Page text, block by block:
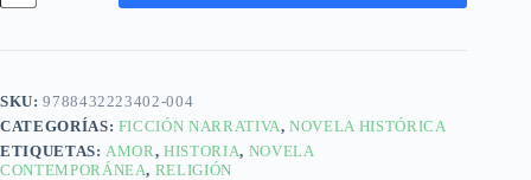
SKU:9788432223402-004
CATEGORÍAS: FICCIÓN NARRATIVA,NOVELA HISTÓRICA
ETIQUETAS: AMOR,HISTORIA, NOVELA
CONTEMPORÁNEA, RELIGIÓN